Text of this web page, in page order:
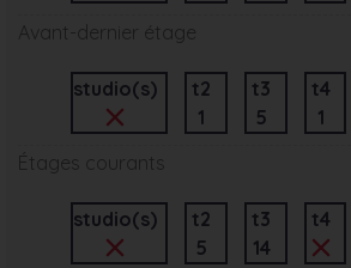
Avant-dernier étage
studio(s)
t2
1
t3
5
t4
1
Étages courants
studio(s)
t2
5
t3
14
t4